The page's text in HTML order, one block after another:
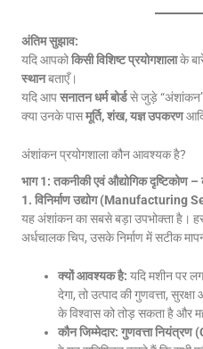
अंतिम सुझाव:
यदि आपकोकिसी विशिष्ट प्रयोगशालाके
स्थानबताएँ।
यदि आपसनातन धर्म बोर्डसे जुड़े “अंशांकन”
क्या उनके पासमूर्ति, शंख, यज्ञ उपकरण
अंशांकन प्रयोगशाला कौन आवश्यक है?
भाग 1: तकनीकी एवं औद्योगिक दृष्टिकोण
1. विनिर्माण उद्योग (Manufacturing
यह अंशांकन का सबसे बड़ा उपभोक्ता है। हर
अर्धचालक चिप, उसके निर्माण में सटीक
क्यों आवश्यक है: यदि मशीन पर
देगा, तो उत्पाद की गुणवत्ता,
के विश्वास को तोड़ सकता है और
कौन जिम्मेदार: गुणवत्ता नियंत्रण